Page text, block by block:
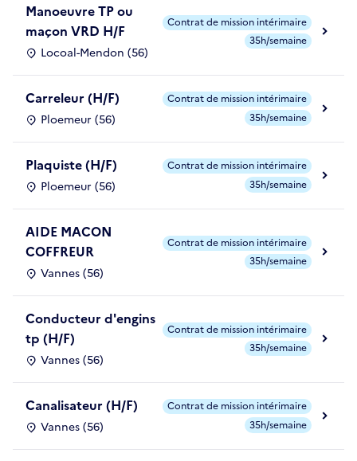
Manoeuvre TP ou
maçon VRD H/F
Locoal-Mendon (56)
Contrat de mission intérimaire
35h/semaine
Carreleur (H/F)
Ploemeur (56)
Contrat de mission intérimaire
35h/semaine
Plaquiste (H/F)
Ploemeur (56)
Contrat de mission intérimaire
35h/semaine
AIDE MACON
COFFREUR
Vannes (56)
Contrat de mission intérimaire
35h/semaine
Conducteur d'engins
tp (H/F)
Vannes (56)
Contrat de mission intérimaire
35h/semaine
Canalisateur (H/F)
Vannes (56)
Contrat de mission intérimaire
35h/semaine